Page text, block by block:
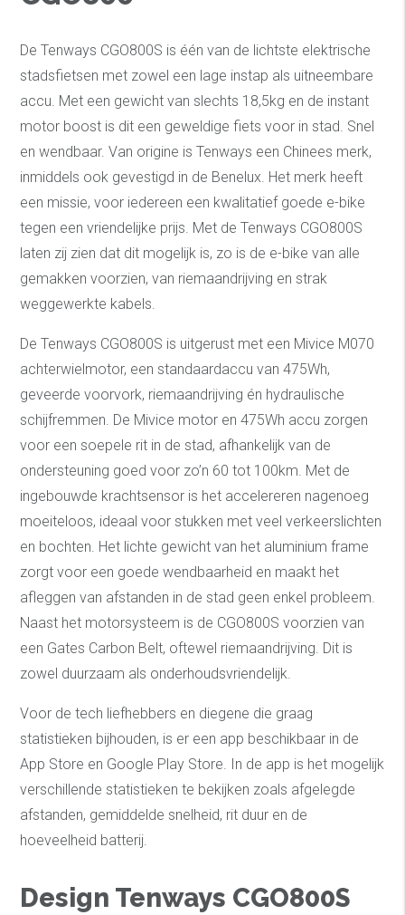
De Tenways CGO800S is één van de lichtste elektrische
stadsfietsen met zowel een lage instap als uitneembare
accu. Met een gewicht van slechts 18,5kg en de instant
motor boost is dit een geweldige fiets voor in stad. Snel
en wendbaar. Van origine is Tenways een Chinees merk,
inmiddels ook gevestigd in de Benelux. Het merk heeft
een missie, voor iedereen een kwalitatief goede e-bike
tegen een vriendelijke prijs. Met de Tenways CGO800S
laten zij zien dat dit mogelijk is, zo is de e-bike van alle
gemakken voorzien, van riemaandrijving en strak
weggewerkte kabels.
De Tenways CGO800S is uitgerust met een Mivice M070
achterwielmotor, een standaardaccu van 475Wh,
geveerde voorvork, riemaandrijving én hydraulische
schijfremmen. De Mivice motor en 475Wh accu zorgen
voor een soepele rit in de stad, afhankelijk van de
ondersteuning goed voor zo’n 60 tot 100km. Met de
ingebouwde krachtsensor is het accelereren nagenoeg
moeiteloos, ideaal voor stukken met veel verkeerslichten
en bochten. Het lichte gewicht van het aluminium frame
zorgt voor een goede wendbaarheid en maakt het
afleggen van afstanden in de stad geen enkel probleem.
Naast het motorsysteem is de CGO800S voorzien van
een Gates Carbon Belt, oftewel riemaandrijving. Dit is
zowel duurzaam als onderhoudsvriendelijk.
Voor de tech liefhebbers en diegene die graag
statistieken bijhouden, is er een app beschikbaar in de
App Store en Google Play Store. In de app is het mogelijk
verschillende statistieken te bekijken zoals afgelegde
afstanden, gemiddelde snelheid, rit duur en de
hoeveelheid batterij.
Design Tenways CGO800S